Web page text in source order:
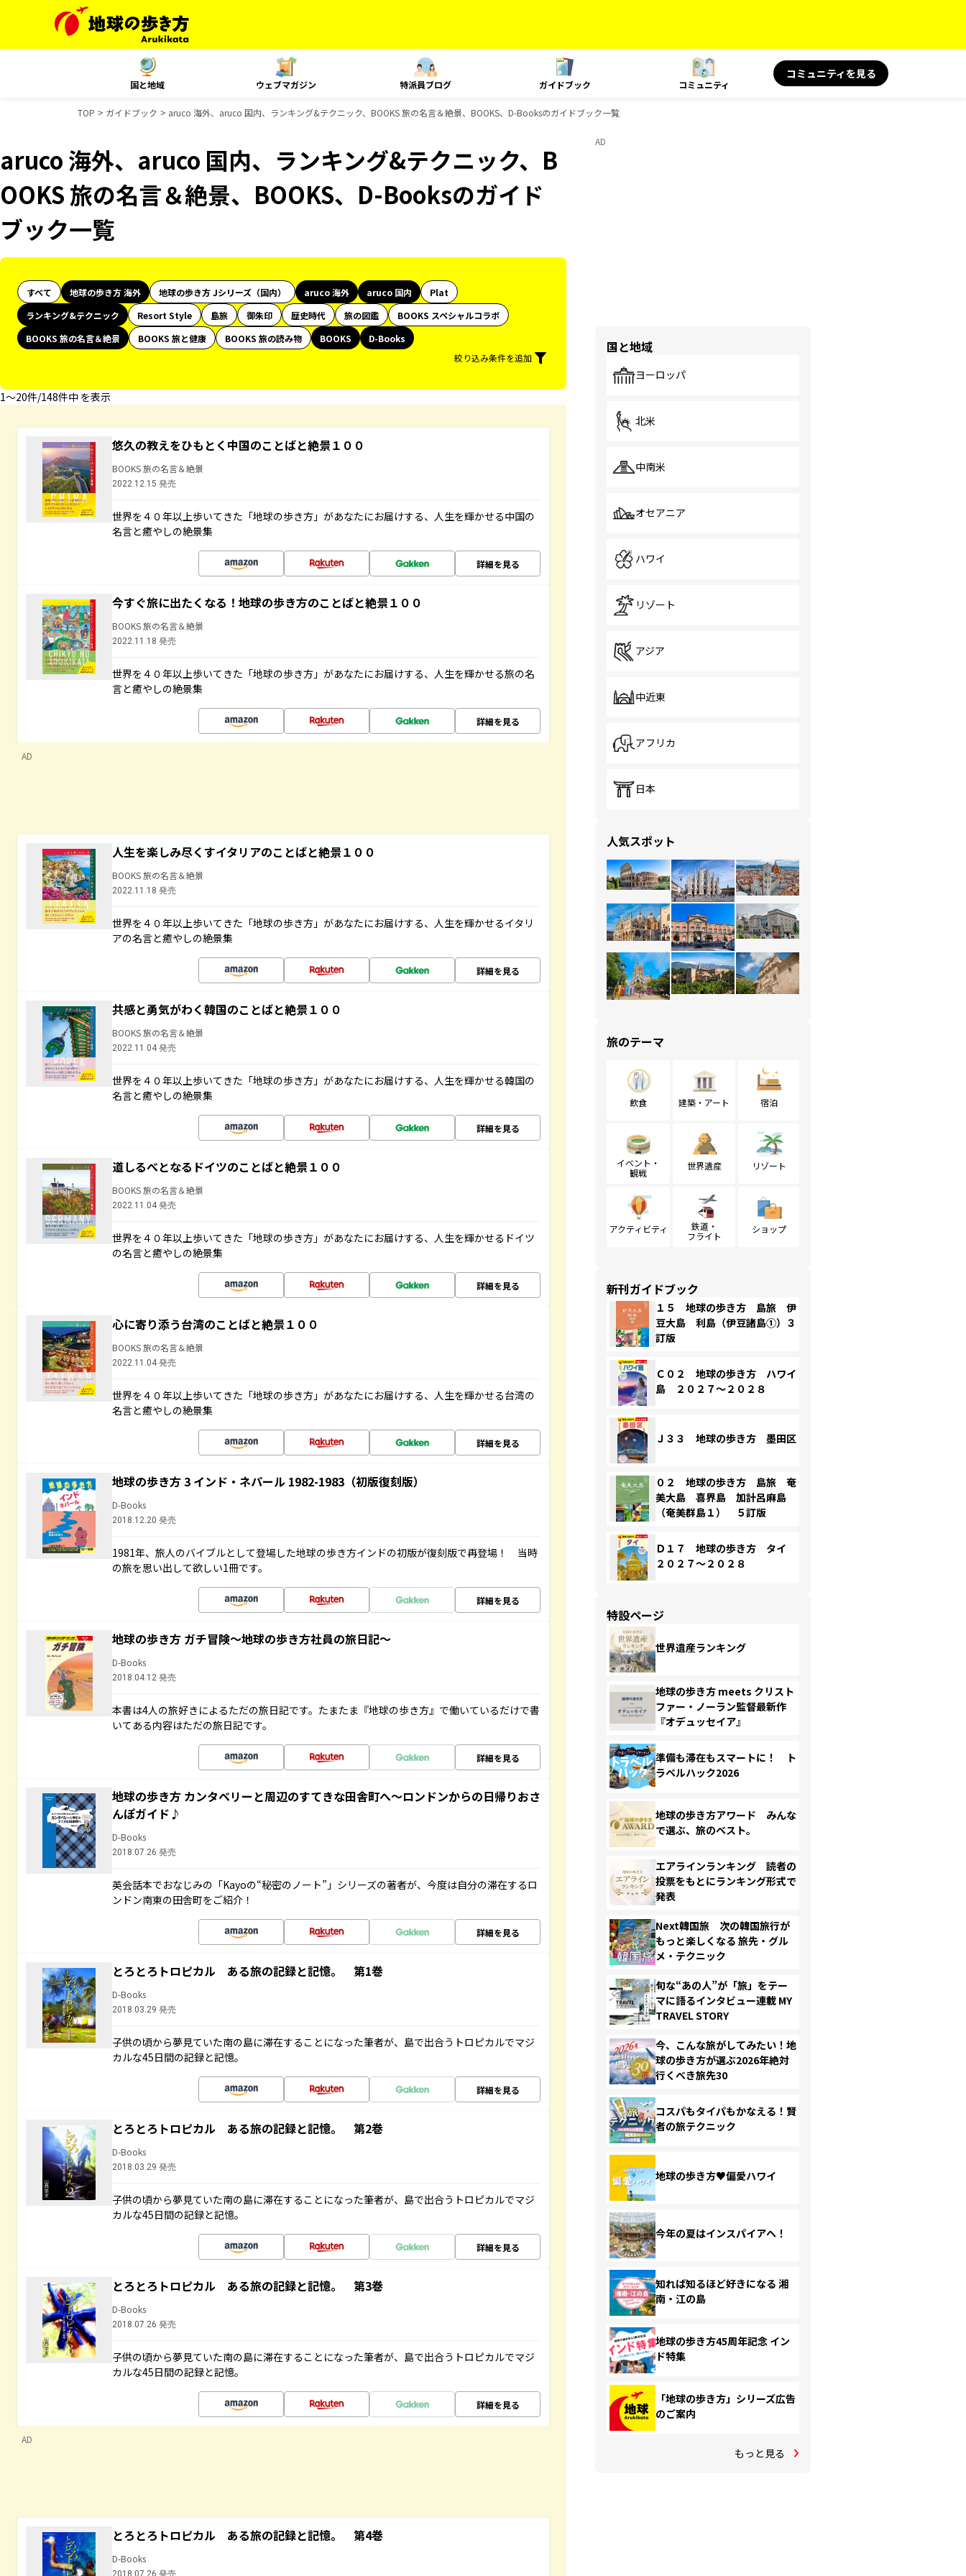
国と地域 ウェブマガジン 特派員ブログ ガイドブック コミュニティ
コミュニティを見る
TOP ガイドブック aruco 海外、aruco 国内、ランキング&テクニック、BOOKS 旅の名言＆絶景、BOOKS、D-Booksのガイドブック一覧
aruco 海外、aruco 国内、ランキング&テクニック、B
OOKS 旅の名言＆絶景、BOOKS、D-Booksのガイド
ブック一覧
すべて 地球の歩き方 海外 地球の歩き方 Jシリーズ（国内） aruco 海外 aruco 国内
Plat
ランキング&テクニック
Resort Style 島旅 御朱印 歴史時代 旅の図鑑
BOOKS スペシャルコラボ
BOOKS 旅の名言＆絶景
BOOKS 旅と健康 BOOKS 旅の読み物 BOOKS
D-Books
絞り込み条件を追加
1〜20件/148件中 を表示
悠久の教えをひもとく中国のことばと絶景１００
BOOKS 旅の名言＆絶景
2022.12.15 発売
世界を４０年以上歩いてきた「地球の歩き方」があなたにお届けする、人生を輝かせる中国の
名言と癒やしの絶景集
詳細を見る
今すぐ旅に出たくなる！地球の歩き方のことばと絶景１００
BOOKS 旅の名言＆絶景
2022.11.18 発売
世界を４０年以上歩いてきた「地球の歩き方」があなたにお届けする、人生を輝かせる旅の名
言と癒やしの絶景集
詳細を見る
AD
人生を楽しみ尽くすイタリアのことばと絶景１００
BOOKS 旅の名言＆絶景
2022.11.18 発売
世界を４０年以上歩いてきた「地球の歩き方」があなたにお届けする、人生を輝かせるイタリ
アの名言と癒やしの絶景集
詳細を見る
共感と勇気がわく韓国のことばと絶景１００
BOOKS 旅の名言＆絶景
2022.11.04 発売
世界を４０年以上歩いてきた「地球の歩き方」があなたにお届けする、人生を輝かせる韓国の
名言と癒やしの絶景集
詳細を見る
道しるべとなるドイツのことばと絶景１００
BOOKS 旅の名言＆絶景
2022.11.04 発売
世界を４０年以上歩いてきた「地球の歩き方」があなたにお届けする、人生を輝かせるドイツ
の名言と癒やしの絶景集
詳細を見る
心に寄り添う台湾のことばと絶景１００
BOOKS 旅の名言＆絶景
2022.11.04 発売
世界を４０年以上歩いてきた「地球の歩き方」があなたにお届けする、人生を輝かせる台湾の
名言と癒やしの絶景集
詳細を見る
地球の歩き方 3 インド・ネパール 1982-1983（初版復刻版）
D-Books
2018.12.20 発売
1981年、旅人のバイブルとして登場した地球の歩き方インドの初版が復刻版で再登場！ 当時
の旅を思い出して欲しい1冊です。
詳細を見る
地球の歩き方 ガチ冒険～地球の歩き方社員の旅日記～
D-Books
2018.04.12 発売
本書は4人の旅好きによるただの旅日記です。たまたま『地球の歩き方』で働いているだけで書
いてある内容はただの旅日記です。
詳細を見る
地球の歩き方 カンタベリーと周辺のすてきな田舎町へ～ロンドンからの日帰りおさ
んぽガイド♪
D-Books
2018.07.26 発売
英会話本でおなじみの「Kayoの“秘密のノート”」シリーズの著者が、今度は自分の滞在するロ
ンドン南東の田舎町をご紹介！
詳細を見る
とろとろトロピカル ある旅の記録と記憶。 第1巻
D-Books
2018.03.29 発売
子供の頃から夢見ていた南の島に滞在することになった筆者が、島で出合うトロピカルでマジ
カルな45日間の記録と記憶。
詳細を見る
とろとろトロピカル ある旅の記録と記憶。 第2巻
D-Books
2018.03.29 発売
子供の頃から夢見ていた南の島に滞在することになった筆者が、島で出合うトロピカルでマジ
カルな45日間の記録と記憶。
詳細を見る
とろとろトロピカル ある旅の記録と記憶。 第3巻
D-Books
2018.07.26 発売
子供の頃から夢見ていた南の島に滞在することになった筆者が、島で出合うトロピカルでマジ
カルな45日間の記録と記憶。
詳細を見る
AD
とろとろトロピカル ある旅の記録と記憶。 第4巻
D-Books
2018.07.26 発売
AD
国と地域
ヨーロッパ
北米
中南米
オセアニア
ハワイ
リゾート
アジア
中近東
アフリカ
日本
人気スポット
旅のテーマ
飲食 建築・アート 宿泊
イベント・
観戦
世界遺産 リゾート
アクティビティ
鉄道・
フライト
ショップ
新刊ガイドブック
１５ 地球の歩き方 島旅 伊
豆大島 利島（伊豆諸島①）３
訂版
Ｃ０２ 地球の歩き方 ハワイ
島 ２０２７～２０２８
Ｊ３３ 地球の歩き方 墨田区
０２ 地球の歩き方 島旅 奄
美大島 喜界島 加計呂麻島
（奄美群島１） ５訂版
Ｄ１７ 地球の歩き方 タイ
２０２７～２０２８
特設ページ
世界遺産ランキング
地球の歩き方 meets クリスト
ファー・ノーラン監督最新作
『オデュッセイア』
準備も滞在もスマートに！ ト
ラベルハック2026
地球の歩き方アワード みんな
で選ぶ、旅のベスト。
エアラインランキング 読者の
投票をもとにランキング形式で
発表
Next韓国旅 次の韓国旅行が
もっと楽しくなる 旅先・グル
メ・テクニック
旬な“あの人”が「旅」をテー
マに語るインタビュー連載 MY
TRAVEL STORY
今、こんな旅がしてみたい！地
球の歩き方が選ぶ2026年絶対
行くべき旅先30
コスパもタイパもかなえる！賢
者の旅テクニック
地球の歩き方♥偏愛ハワイ
今年の夏はインスパイアへ！
知れば知るほど好きになる 湘
南・江の島
地球の歩き方45周年記念 イン
ド特集
「地球の歩き方」シリーズ広告
のご案内
もっと見る